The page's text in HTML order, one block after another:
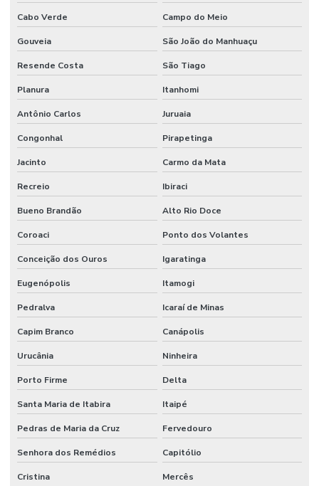
Cabo Verde Campo do Meio
Gouveia São João do Manhuaçu
Resende Costa São Tiago
Planura Itanhomi
Antônio Carlos Juruaia
Congonhal Pirapetinga
Jacinto Carmo da Mata
Recreio Ibiraci
Bueno Brandão Alto Rio Doce
Coroaci Ponto dos Volantes
Conceição dos Ouros Igaratinga
Eugenópolis Itamogi
Pedralva Icaraí de Minas
Capim Branco Canápolis
Urucânia Ninheira
Porto Firme Delta
Santa Maria de Itabira Itaipé
Pedras de Maria da Cruz Fervedouro
Senhora dos Remédios Capitólio
Cristina Mercês